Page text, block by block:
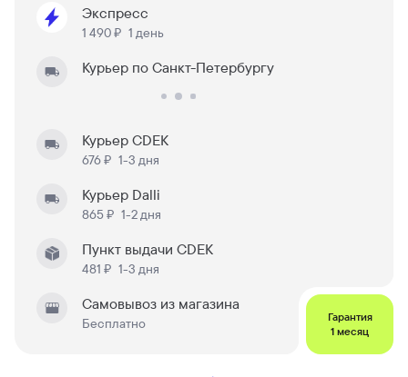
Экспресс
1 490 ₽ 1 день
Курьер по Санкт-Петербургу
Курьер CDEK
676 ₽ 1-3 дня
Курьер Dalli
865 ₽ 1-2 дня
Пункт выдачи CDEK
481 ₽ 1-3 дня
Самовывоз из магазина
Бесплатно
Гарантия
1 месяц